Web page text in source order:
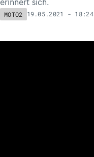
erinnert sich.
MOTO2 19.05.2021 - 18:24